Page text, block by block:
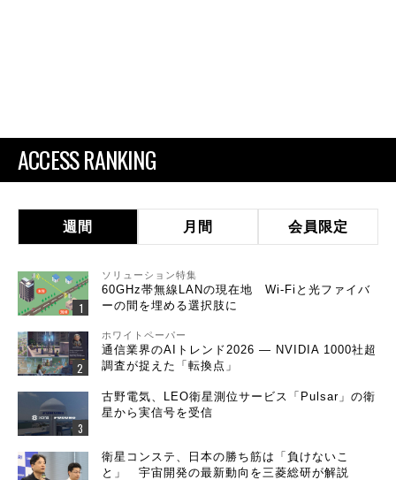
ACCESS RANKING
週間 月間 会員限定
ソリューション特集
60GHz帯無線LANの現在地 Wi-Fiと光ファイバ
ーの間を埋める選択肢に
ホワイトペーパー
通信業界のAIトレンド2026 ― NVIDIA 1000社超
調査が捉えた「転換点」
古野電気、LEO衛星測位サービス「Pulsar」の衛
星から実信号を受信
衛星コンステ、日本の勝ち筋は「負けないこ
と」 宇宙開発の最新動向を三菱総研が解説